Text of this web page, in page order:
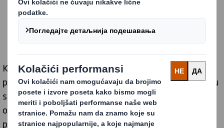
Kao kompanija posvećena razvoju održivih rešenja za
pakovanje, sponzorstvo DS Smith-a na ovom događaju
se uklapa u našu misiju da stvorimo ekološki
odgovorniju budućnost. Verujemo da je inovacija u
pakovanju ključna za evoluciju FMCG industrije, dok se